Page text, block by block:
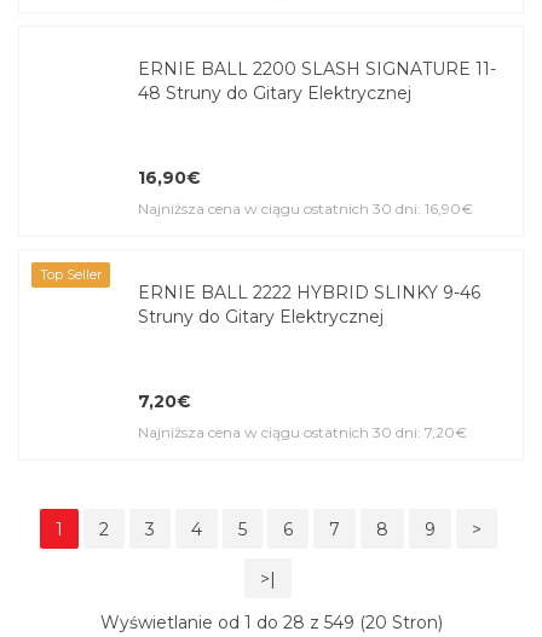
ERNIE BALL 2200 SLASH SIGNATURE 11-
48 Struny do Gitary Elektrycznej
16,90€
Najniższa cena w ciągu ostatnich 30 dni: 16,90€
Top Seller
ERNIE BALL 2222 HYBRID SLINKY 9-46
Struny do Gitary Elektrycznej
7,20€
Najniższa cena w ciągu ostatnich 30 dni: 7,20€
1 2 3 4 5 6 7 8 9 >
>|
Wyświetlanie od 1 do 28 z 549 (20 Stron)